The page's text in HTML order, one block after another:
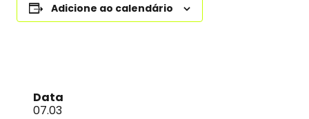
Adicione ao calendário
Data
07.03